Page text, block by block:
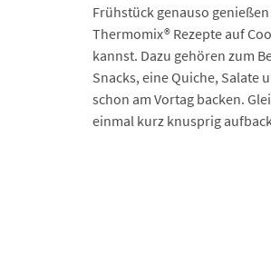
Frühstück genauso
Thermomix® Rezepte auf
kannst. Dazu gehören zum
Snacks, eine Quiche, Salate
schon am Vortag backen.
einmal kurz knusprig